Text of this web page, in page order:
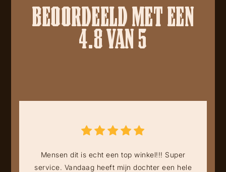
BEOORDEELD MET EEN
4.8 VAN 5
Mensen dit is echt een top winkel!!! Super
service. Vandaag heeft mijn dochter een hele